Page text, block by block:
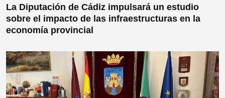
La Diputación de Cádiz impulsará un estudio
sobre el impacto de las infraestructuras en la
economía provincial